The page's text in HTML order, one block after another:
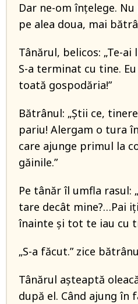
Dar ne-om înțelege.
pe alea doua, mai
Tânărul, belicos: „Te-
S-a terminat cu tine.
toată gospodăria!”
Bătrânul: „Știi ce,
pariu! Alergam o tura
care ajunge primul la
găinile.”
Pe tânăr îl umfla rasul:
tare decât mine?…Pai
înainte și tot te iau cu
„S-a făcut.” zice
Tânărul așteaptă
după el. Când ajung în